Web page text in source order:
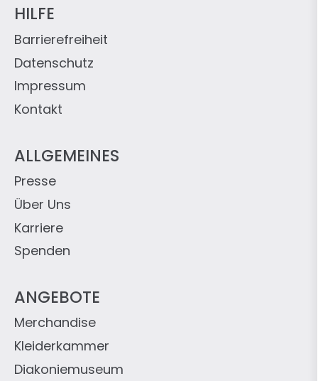
ANGEBOTE
Diakoniemuseum
Kleiderkammer
Merchandise
ALLGEMEINES
Spenden
Karriere
Über Uns
Presse
HILFE
Kontakt
Impressum
Datenschutz
Barrierefreiheit